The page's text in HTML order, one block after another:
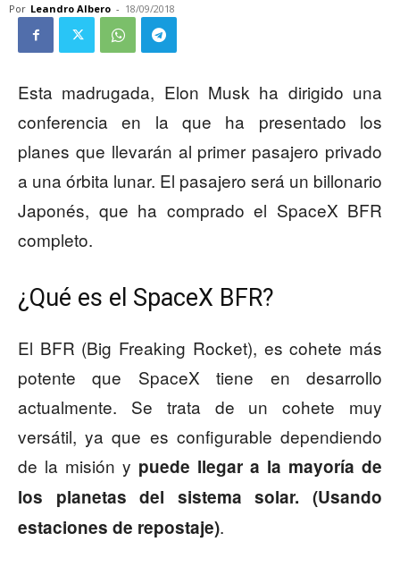
Por Leandro Albero - 18/09/2018
Esta madrugada, Elon Musk ha dirigido una
conferencia en la que ha presentado los
planes que llevarán al primer pasajero privado
a una órbita lunar. El pasajero será un billonario
Japonés, que ha comprado el SpaceX BFR
completo.
¿Qué es el SpaceX BFR?
El BFR (Big Freaking Rocket), es cohete más
potente que SpaceX tiene en desarrollo
actualmente. Se trata de un cohete muy
versátil, ya que es configurable dependiendo
de la misión y puede llegar a la mayoría de
los planetas del sistema solar. (Usando
estaciones de repostaje).